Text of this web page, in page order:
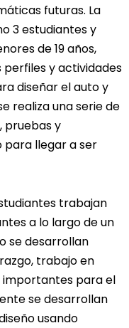
futuras. La
3 estudiantes y
de 19 años,
y actividades
diseñar el auto y
realiza una serie de
pruebas y
para llegar a ser
trabajan
a lo largo de un
se desarrollan
trabajo en
importantes para el
se desarrollan
usando